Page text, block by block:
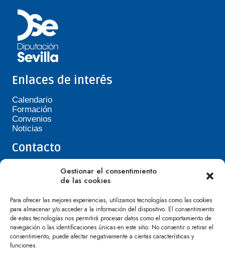
Gestionar el consentimiento
de las cookies
Para ofrecer las mejores experiencias, utilizamos tecnologías como las cookies
para almacenar y/o acceder a la información del dispositivo. El consentimiento
de estas tecnologías nos permitirá procesar datos como el comportamiento de
navegación o las identificaciones únicas en este sitio. No consentir o retirar el
consentimiento, puede afectar negativamente a ciertas características y
funciones.
Enlaces de interés
Calendario
Formación
Convenios
Noticias
Contacto
Teléfono de Asepavi: 623 394 601
asepavi20@gmail.com
Villafranca